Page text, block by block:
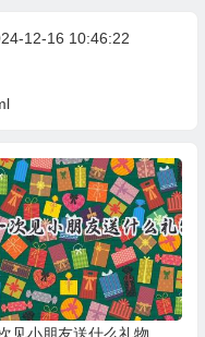
12-16 10:46:22
见小朋友送什么礼物